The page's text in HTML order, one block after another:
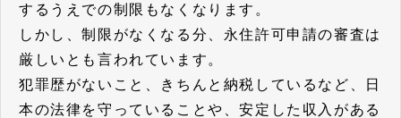
するうえでの制限もなくなります。
しかし、制限がなくなる分、永住許可申請の審査は
厳しいとも言われています。
犯罪歴がないこと、きちんと納税しているなど、日
本の法律を守っていることや、安定した収入がある